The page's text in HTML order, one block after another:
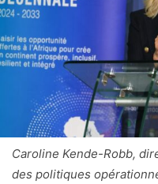
Caroline Kende-Robb,
des politiques